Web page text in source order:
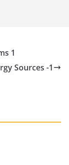
1
Sources -1